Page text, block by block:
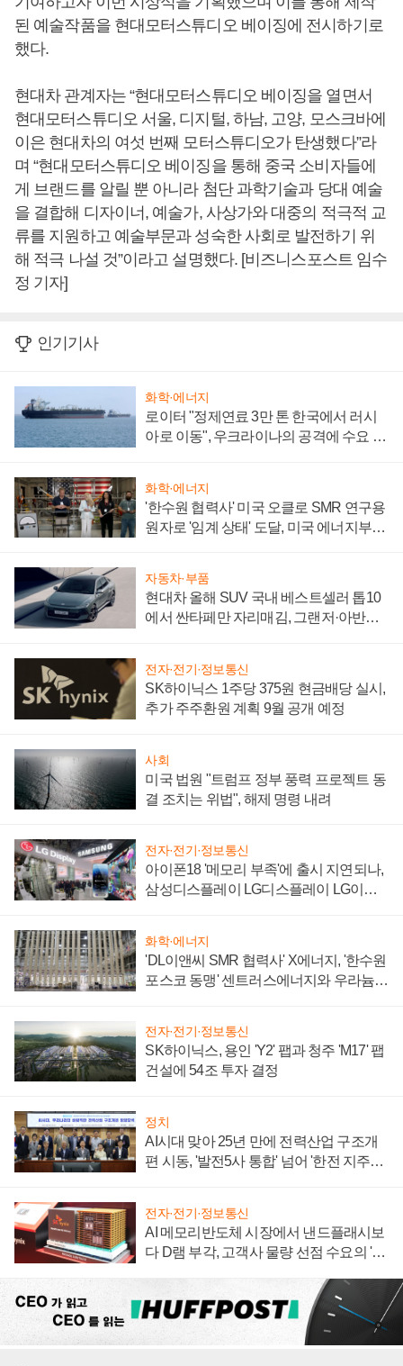
된 예술작품을 현대모터스튜디오 베이징에 전시하기로
했다.
현대차 관계자는 “현대모터스튜디오 베이징을 열면서
현대모터스튜디오 서울, 디지털, 하남, 고양, 모스크바에
이은 현대차의 여섯 번째 모터스튜디오가 탄생했다”라
며 “현대모터스튜디오 베이징을 통해 중국 소비자들에
게 브랜드를 알릴 뿐 아니라 첨단 과학기술과 당대 예술
을 결합해 디자이너, 예술가, 사상가와 대중의 적극적 교
류를 지원하고 예술부문과 성숙한 사회로 발전하기 위
해 적극 나설 것”이라고 설명했다. [비즈니스포스트 임수
정 기자]
인기기사
화학·에너지
로이터 "정제연료 3만 톤 한국에서 러시
아로 이동", 우크라이나의 공격에 수요 늘
화학·에너지
'한수원 협력사' 미국 오클로 SMR 연구용
원자로 '임계 상태' 도달, 미국 에너지부
자동차·부품
현대차 올해 SUV 국내 베스트셀러 톱10
에서 싼타페만 자리매김, 그랜저·아반떼
전자·전기·정보통신
SK하이닉스 1주당 375원 현금배당 실시,
추가 주주환원 계획 9월 공개 예정
사회
미국 법원 "트럼프 정부 풍력 프로젝트 동
결 조치는 위법", 해제 명령 내려
전자·전기·정보통신
아이폰18 '메모리 부족'에 출시 지연되나,
삼성디스플레이 LG디스플레이 LG이노
화학·에너지
'DL이앤씨 SMR 협력사' X에너지, '한수원
포스코 동맹' 센트러스에너지와 우라늄
전자·전기·정보통신
SK하이닉스, 용인 'Y2' 팹과 청주 'M17' 팹
건설에 54조 투자 결정
정치
AI시대 맞아 25년 만에 전력산업 구조개
편 시동, '발전5사 통합' 넘어 '한전 지주사'
전자·전기·정보통신
AI 메모리반도체 시장에서 낸드플래시보
다 D램 부각, 고객사 물량 선점 수요의 '우